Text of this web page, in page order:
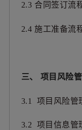
2.3 合同签订流
2.4 施工准备流
三、 项目风险
3.1 项目风险管
3.2 项目信息管